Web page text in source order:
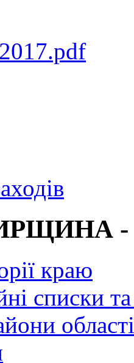
-
краю
списки
області